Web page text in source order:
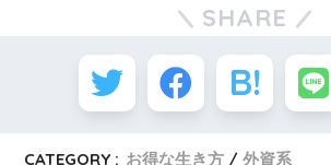
SHARE
CATEGORY : お得な生き方 外資系